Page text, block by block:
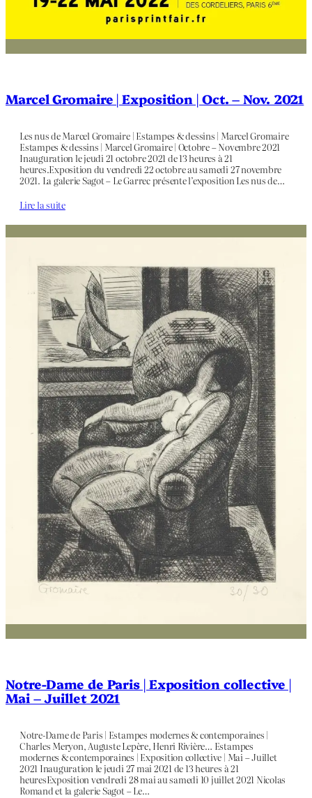
Marcel Gromaire | Exposition | Oct. – Nov. 2021
Les nus de Marcel Gromaire | Estampes & dessins | Marcel Gromaire
Estampes & dessins | Marcel Gromaire | Octobre – Novembre 2021
Inauguration le jeudi 21 octobre 2021 de 13 heures à 21
heures.Exposition du vendredi 22 octobre au samedi 27 novembre
2021. La galerie Sagot – Le Garrec présente l’exposition Les nus de…
Lire la suite
Notre-Dame de Paris | Exposition collective |
Mai – Juillet 2021
Notre-Dame de Paris | Estampes modernes & contemporaines |
Charles Meryon, Auguste Lepère, Henri Rivière… Estampes
modernes & contemporaines | Exposition collective | Mai – Juillet
2021 Inauguration le jeudi 27 mai 2021 de 13 heures à 21
heuresExposition vendredi 28 mai au samedi 10 juillet 2021 Nicolas
Romand et la galerie Sagot – Le…